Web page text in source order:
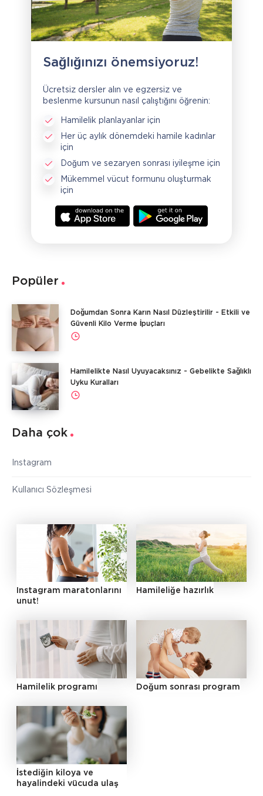
Sağlığınızı önemsiyoruz!
Ücretsiz dersler alın ve egzersiz ve
beslenme kursunun nasıl çalıştığını öğrenin:
Hamilelik planlayanlar için
Her üç aylık dönemdeki hamile kadınlar
için
Doğum ve sezaryen sonrası iyileşme için
Mükemmel vücut formunu oluşturmak
için
Popüler
Doğumdan Sonra Karın Nasıl Düzleştirilir - Etkili ve
Güvenli Kilo Verme İpuçları
Hamilelikte Nasıl Uyuyacaksınız - Gebelikte Sağlıklı
Uyku Kuralları
Daha çok
Instagram
Kullanıcı Sözleşmesi
Instagram maratonlarını
unut!
Hamileliğe hazırlık
Hamilelik programı Doğum sonrası program
İstediğin kiloya ve
hayalindeki vücuda ulaş